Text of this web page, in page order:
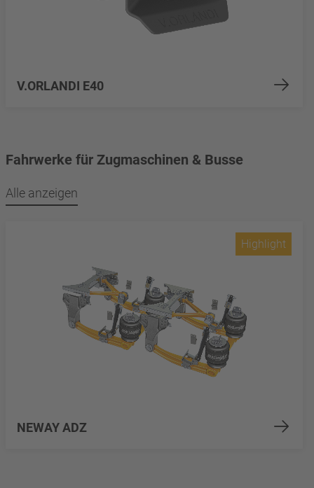
V.ORLANDI E40
Fahrwerke für Zugmaschinen & Busse
Alle anzeigen
NEWAY ADZ
Highlight